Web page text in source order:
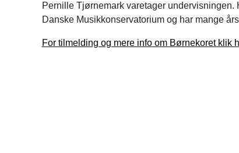
Pernille Tjørnemark varetager
Danske Musikkonservatorium og har mange
For tilmelding og mere info om Børnekoret klik